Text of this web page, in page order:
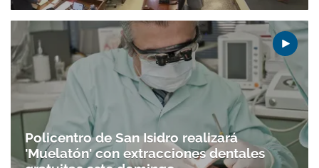
Policentro de San Isidro realizará
'Muelatón' con extracciones dentales